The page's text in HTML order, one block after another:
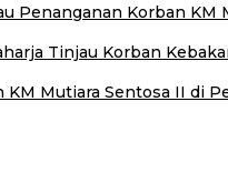
Penanganan Korban KM
Tinjau Korban
Mutiara Sentosa II di